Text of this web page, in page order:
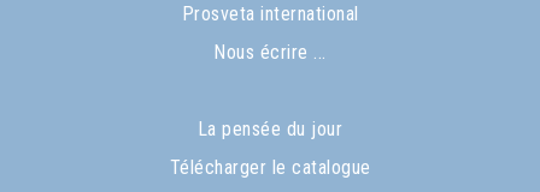
Prosveta international
Nous écrire ...
La pensée du jour
Télécharger le catalogue